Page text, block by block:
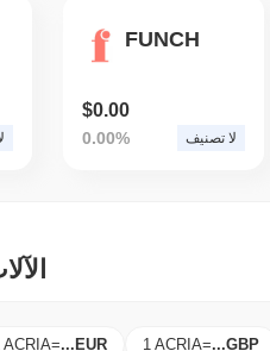
FUNCH
$0.00
0.00% لا تصنيف
ACRIA=...EUR 1 ACRIA=...GBP